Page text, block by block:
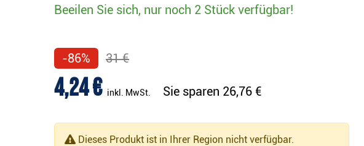
Beeilen Sie sich, nur noch 2 Stück verfügbar!
-86% 31 €
4,24 € inkl. MwSt. Sie sparen 26,76 €
Dieses Produkt ist in Ihrer Region nicht verfügbar.